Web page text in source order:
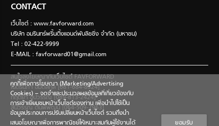
CONTACT
เว็บไซต์ : www.favforward.com
บริษัท อมรินทร์พริ้นติ้งแอนด์พับลิชชิ่ง จำกัด (มหาชน)
Tel : 02-422-9999
E-MAIL :favforward01@gmail.com
สนใจลงโฆษณากับเว็บไซต์ FAVFORWARD
เนตรนภา อมตสกุล [081-684-8324]
กฤตยา อุปวรรณ [089-813-2424]
สินีวรรณ ตันพิพัฒน์ [064-509-7963]
คุกกี้เพื่อการโฆษณา (Marketing/Advertising
Cookies) – จดจำและประมวลผลข้อมูลที่เกี่ยวข้องกับ
การเข้าเยี่ยมชมหน้าเว็บไซต์ของท่าน เพื่อนำไปใช้เป็น
ข้อมูลประกอบการปรับเปลี่ยนหน้าเว็บไซต์ รวมถึงนำ
เสนอโฆษณาเพื่อการพาณิชย์ให้เหมาะสมกับผู้ใช้งานได้
ยอมรับ